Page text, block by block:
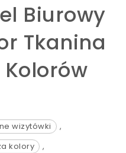
Biurowy
Tkanina
Kolorów
wizytówki
,
kolory
,